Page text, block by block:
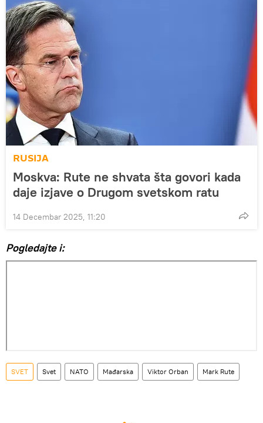
RUSIJA
Moskva: Rute ne shvata šta govori kada
daje izjave o Drugom svetskom ratu
14 Decembar 2025, 11:20
Pogledajte i:
SVET Svet NATO Mađarska Viktor Orban Mark Rute